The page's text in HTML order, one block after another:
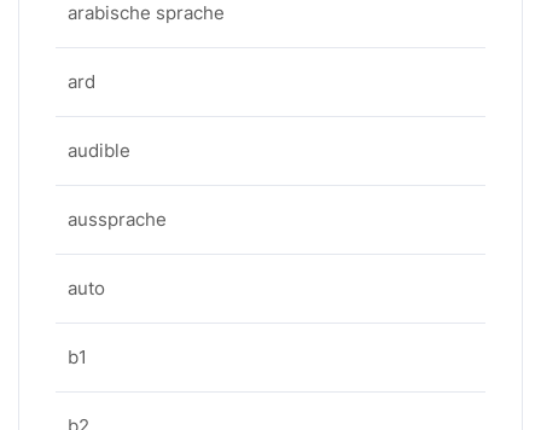
arabische sprache
ard
audible
aussprache
auto
b1